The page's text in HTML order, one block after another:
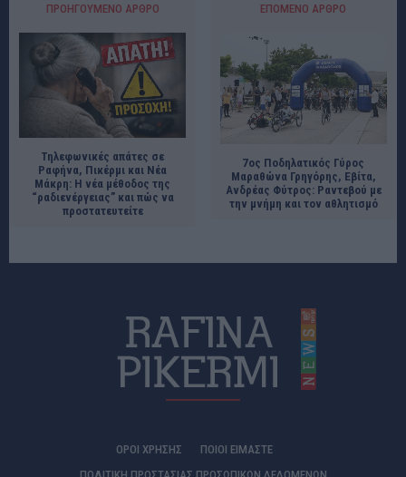
ΠΡΟΗΓΟΎΜΕΝΟ ΆΡΘΡΟ
Τηλεφωνικές απάτες σε
Ραφήνα, Πικέρμι και Νέα
Μάκρη: Η νέα μέθοδος της
“ραδιενέργειας” και πώς να
προστατευτείτε
ΕΠΌΜΕΝΟ ΆΡΘΡΟ
7ος Ποδηλατικός Γύρος
Μαραθώνα Γρηγόρης, Εβίτα,
Ανδρέας Φύτρος: Ραντεβού με
την μνήμη και τον αθλητισμό
ΟΡΟΙ ΧΡΗΣΗΣ
ΠΟΙΟΊ ΕΊΜΑΣΤΕ